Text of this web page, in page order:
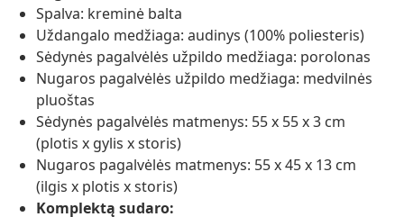
Spalva: kreminė balta
Uždangalo medžiaga: audinys (100% poliesteris)
Sėdynės pagalvėlės užpildo medžiaga: porolonas
Nugaros pagalvėlės užpildo medžiaga: medvilnės
pluoštas
Sėdynės pagalvėlės matmenys: 55 x 55 x 3 cm
(plotis x gylis x storis)
Nugaros pagalvėlės matmenys: 55 x 45 x 13 cm
(ilgis x plotis x storis)
Komplektą sudaro: